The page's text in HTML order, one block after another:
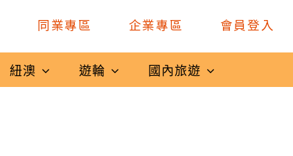
同業專區 企業專區 會員登入
紐澳 遊輪 國內旅遊